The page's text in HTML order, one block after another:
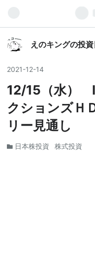
えのキングの投
2021-12-14
12/15（水）
クションズＨ
リー見通し
日本株投資 株式投資